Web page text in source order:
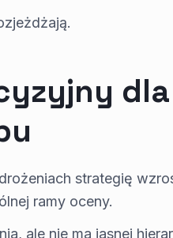
dla
strategię
ramy oceny.
ale nie ma jasnej